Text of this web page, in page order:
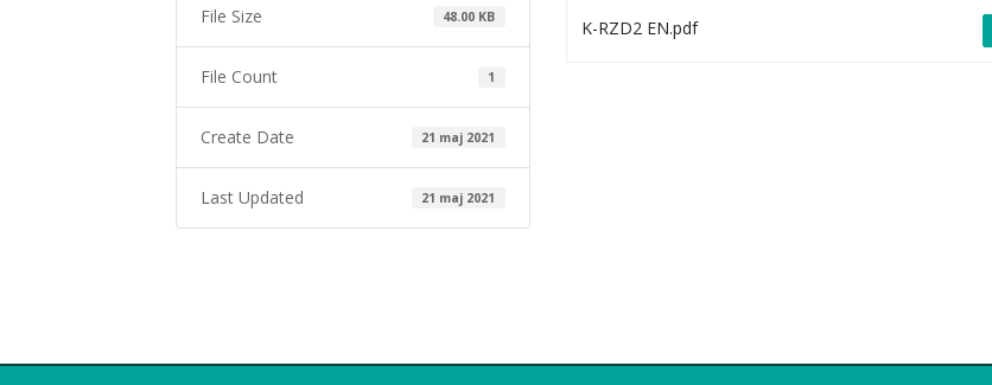
File Size 48.00 KB
File Count 1
Create Date 21 maj 2021
Last Updated 21 maj 2021
K-RZD2 EN.pdf